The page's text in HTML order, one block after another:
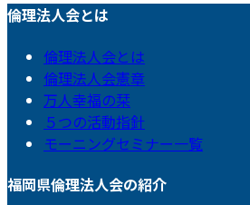
倫理法人会とは
倫理法人会とは
倫理法人会憲章
万人幸福の栞
５つの活動指針
モーニングセミナー一覧
福岡県倫理法人会の紹介